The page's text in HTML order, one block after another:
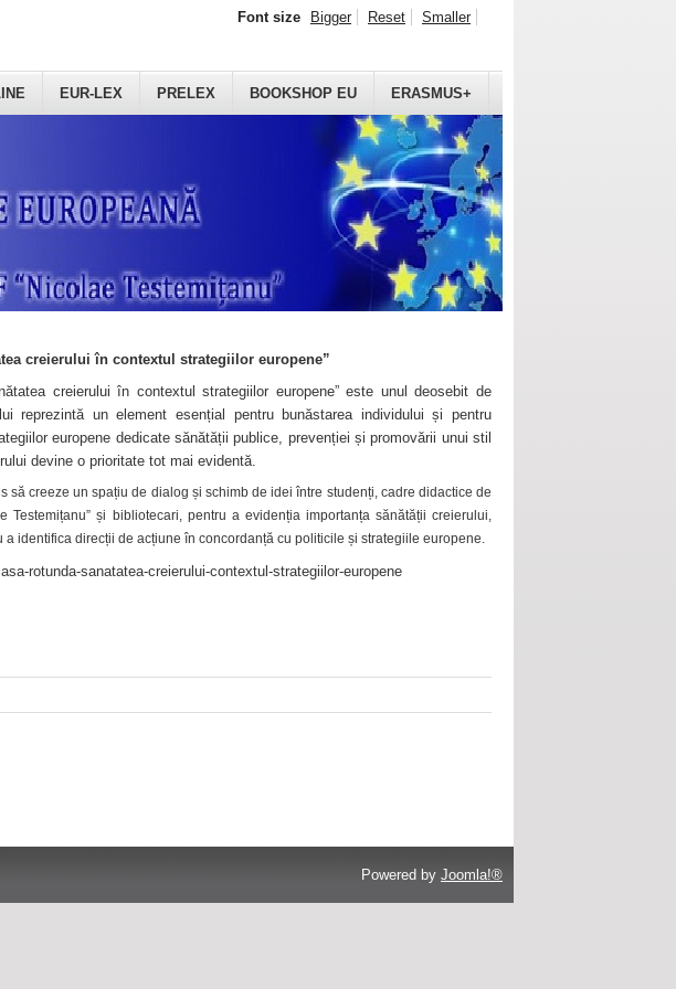
EUR-LEX PRELEX BOOKSHOP EU ERASMUS+
Font size Bigger Reset Smaller
creierului în contextul strategiilor europene”
creierului în contextul strategiilor europene” este unul deosebit de
reprezintă un element esențial pentru bunăstarea individului și pentru
europene dedicate sănătății publice, prevenției și promovării unui stil
devine o prioritate tot mai evidentă.
să creeze un spațiu de dialog și schimb de idei între studenți, cadre didactice de
Testemițanu” și bibliotecari, pentru a evidenția importanța sănătății creierului,
identifica direcții de acțiune în concordanță cu politicile și strategiile europene.
rotunda-sanatatea-creierului-contextul-strategiilor-europene
Powered by Joomla!®